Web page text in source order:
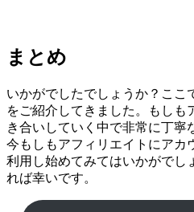
まとめ
いかがでしたでしょうか？ここ
をご紹介してきました。もしも
き合いしていく中で非常に丁寧
今もしもアフィリエイトにアカ
利用し始めてみてはいかがでし
れば幸いです。